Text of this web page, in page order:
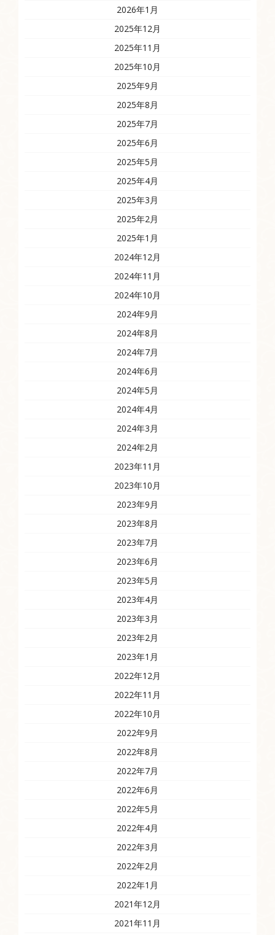
2026年1月
2025年12月
2025年11月
2025年10月
2025年9月
2025年8月
2025年7月
2025年6月
2025年5月
2025年4月
2025年3月
2025年2月
2025年1月
2024年12月
2024年11月
2024年10月
2024年9月
2024年8月
2024年7月
2024年6月
2024年5月
2024年4月
2024年3月
2024年2月
2023年11月
2023年10月
2023年9月
2023年8月
2023年7月
2023年6月
2023年5月
2023年4月
2023年3月
2023年2月
2023年1月
2022年12月
2022年11月
2022年10月
2022年9月
2022年8月
2022年7月
2022年6月
2022年5月
2022年4月
2022年3月
2022年2月
2022年1月
2021年12月
2021年11月